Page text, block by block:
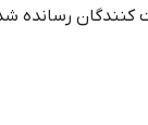
رسانده